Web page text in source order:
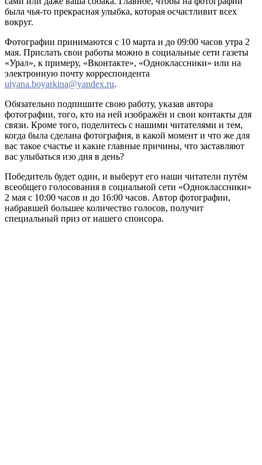
была чья-то прекрасная улыбка, которая осчастливит всех
вокруг.
Фотографии принимаются с 10 марта и до 09:00 часов утра 2
мая. Прислать свои работы можно в социальные сети газеты
«Урал», к примеру, «Вконтакте», «Одноклассники» или на
электронную почту корреспондента
ulyana.boyarkina@yandex.ru.
Обязательно подпишите свою работу, указав автора
фотографии, того, кто на ней изображён и свои контакты для
связи. Кроме того, поделитесь с нашими читателями и тем,
когда была сделана фотография, в какой момент и что же для
вас такое счастье и какие главные причины, что заставляют
вас улыбаться изо дня в день?
Победитель будет один, и выберут его наши читатели путём
всеобщего голосования в социальной сети «Одноклассники»
2 мая с 10:00 часов и до 16:00 часов. Автор фотографии,
набравшей большее количество голосов, получит
специальный приз от нашего спонсора.